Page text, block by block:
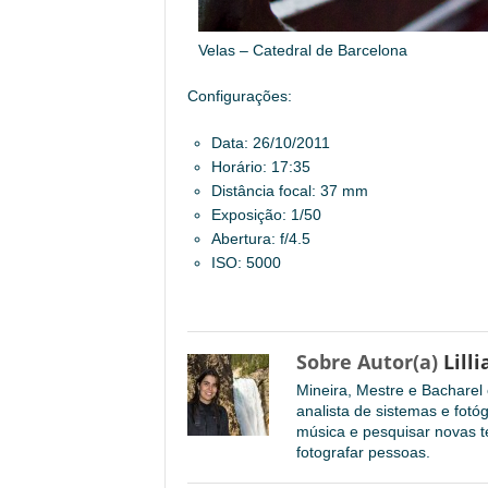
Velas – Catedral de Barcelona
Configurações:
Data: 26/10/2011
Horário: 17:35
Distância focal: 37 mm
Exposição: 1/50
Abertura: f/4.5
ISO: 5000
Sobre Autor(a)
Mineira, Mestre e
analista de sistemas e
música e pesquisar novas
fotografar pessoas.